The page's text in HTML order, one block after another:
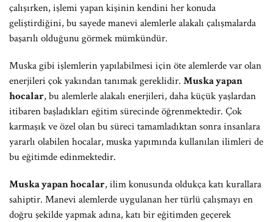
çalışırken, işlemi yapan kişinin kendini her konuda
geliştirdiğini, bu sayede manevi alemlerle alakalı çalışmalarda
başarılı olduğunu görmek mümkündür.
Muska gibi işlemlerin yapılabilmesi için öte alemlerde var olan
enerjileri çok yakından tanımak gereklidir. Muska yapan
hocalar, bu alemlerle alakalı enerjileri, daha küçük yaşlardan
itibaren başladıkları eğitim sürecinde öğrenmektedir. Çok
karmaşık ve özel olan bu süreci tamamladıktan sonra insanlara
yararlı olabilen hocalar, muska yapımında kullanılan ilimleri de
bu eğitimde edinmektedir.
Muska yapan hocalar, ilim konusunda oldukça katı kurallara
sahiptir. Manevi alemlerde uygulanan her türlü çalışmayı en
doğru şekilde yapmak adına, katı bir eğitimden geçerek